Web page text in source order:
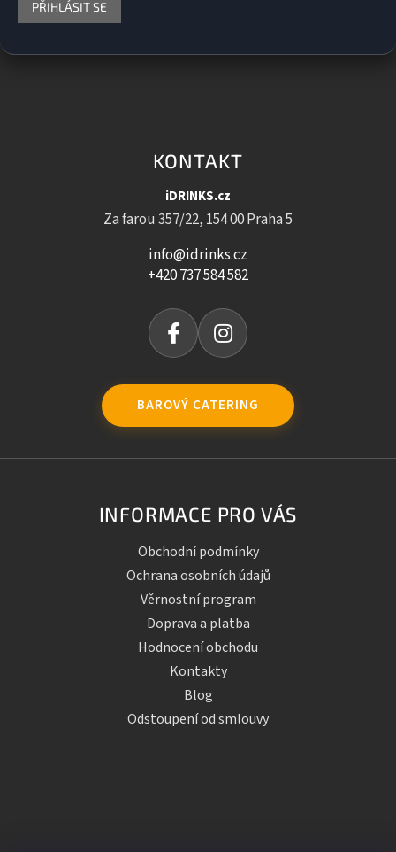
PŘIHLÁSIT SE
KONTAKT
iDRINKS.cz
Za farou 357/22, 154 00 Praha 5
info@idrinks.cz
+420 737 584 582
BAROVÝ CATERING
INFORMACE PRO VÁS
Obchodní podmínky
Ochrana osobních údajů
Věrnostní program
Doprava a platba
Hodnocení obchodu
Kontakty
Blog
Odstoupení od smlouvy